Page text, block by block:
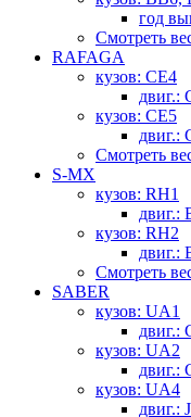
год
Смотреть
RAFAGA
кузов: CE4
двиг.:
кузов: CE5
двиг.:
Смотреть
S-MX
кузов: RH1
двиг.:
кузов: RH2
двиг.:
Смотреть
SABER
кузов: UA1
двиг.:
кузов: UA2
двиг.:
кузов: UA4
двиг.: